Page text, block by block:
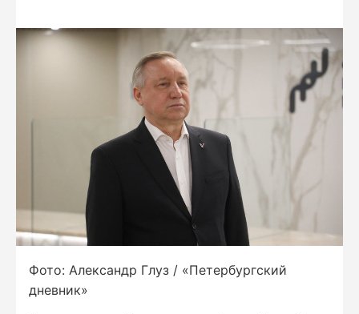
Фото: Александр Глуз / «Петербургский
дневник»